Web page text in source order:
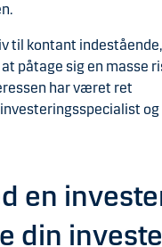
til kontant
påtage sig en masse
har været ret
og
en
din